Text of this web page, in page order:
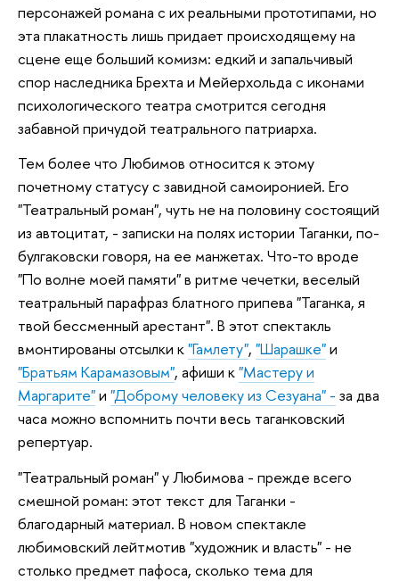
персонажей романа с их реальными прототипами, но
эта плакатность лишь придает происходящему на
сцене еще больший комизм: едкий и запальчивый
спор наследника Брехта и Мейерхольда с иконами
психологического театра смотрится сегодня
забавной причудой театрального патриарха.
Тем более что Любимов относится к этому
почетному статусу с завидной самоиронией. Его
"Театральный роман", чуть не на половину состоящий
из автоцитат, - записки на полях истории Таганки, по-
булгаковски говоря, на ее манжетах. Что-то вроде
"По волне моей памяти" в ритме чечетки, веселый
театральный парафраз блатного припева "Таганка, я
твой бессменный арестант". В этот спектакль
вмонтированы отсылки к"Гамлету", "Шарашке"и
"Братьям Карамазовым", афиши к"Мастеру и
Маргарите"и "Доброму человеку из Сезуана" - за два
часа можно вспомнить почти весь таганковский
репертуар.
"Театральный роман" у Любимова - прежде всего
смешной роман: этот текст для Таганки -
благодарный материал. В новом спектакле
любимовский лейтмотив "художник и власть" - не
столько предмет пафоса, сколько тема для